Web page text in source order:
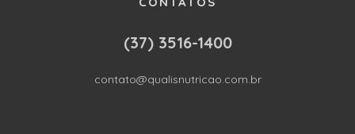
(37) 3516-1400
contato@qualisnutricao.com.br